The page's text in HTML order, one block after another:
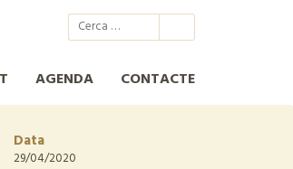
Xarxa per a la Conservació de la Natura
AGENDA CONTACTE
Data
29/04/2020